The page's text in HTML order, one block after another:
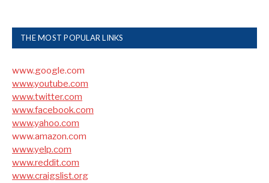
THE MOST POPULAR LINKS
www.google.com
www.youtube.com
www.twitter.com
www.facebook.com
www.yahoo.com
www.amazon.com
www.yelp.com
www.reddit.com
www.craigslist.org